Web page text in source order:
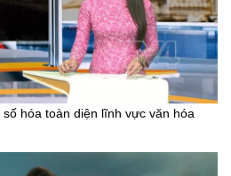
hóa toàn diện lĩnh vực văn hóa